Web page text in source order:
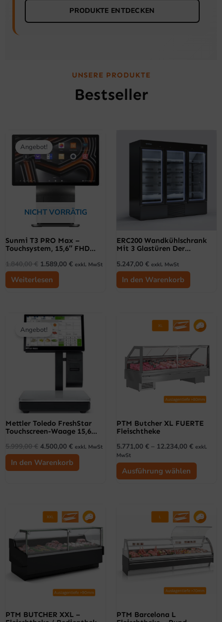
PRODUKTE ENTDECKEN
UNSERE PRODUKTE
Bestseller
NICHT VORRÄTIG
Angebot!
Sunmi T3 PRO Max –
Touchsystem, 15,6″ FHD
Android 13 GMS, 80 Mm
Thermodrucker, NFC
1.840,00€
Ursprünglicher
Preis
war:
1.840,00 €
1.589,00 €
Aktueller
Preis
ist:
1.589,00 €.
exkl. MwSt
Weiterlesen
ERC200 Wandkühlschrank
Mit 3 Glastüren Der
5.247,00 € exkl. MwSt
In den Warenkorb
Angebot!
Mettler Toledo FreshStar
Touchscreen-Waage 15,6
5.999,00€
Ursprünglicher
Preis
war:
5.999,00 €
4.500,00 €
Aktueller
4.500,00 €.
exkl. MwSt
In den Warenkorb
PTM Butcher XL FUERTE
Fleischtheke
5.771,00 € – 12.234,00 € exkl.
MwSt
Ausführung wählen
Dieses
Produkt
auf.
auf
PTM BUTCHER XXL –
Dieses
Produkt
weist
mehrere
Varianten
auf.
Optionen
PTM Barcelona L
Dieses
Produkt
auf.